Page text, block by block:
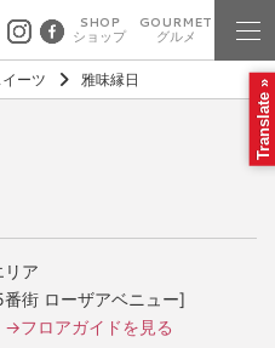
SHOP
ショップ
GOURMET
グルメ
ーツ 雅味縁日
リア
番街 ローザアベニュー]
→フロアガイドを見る
Translate »